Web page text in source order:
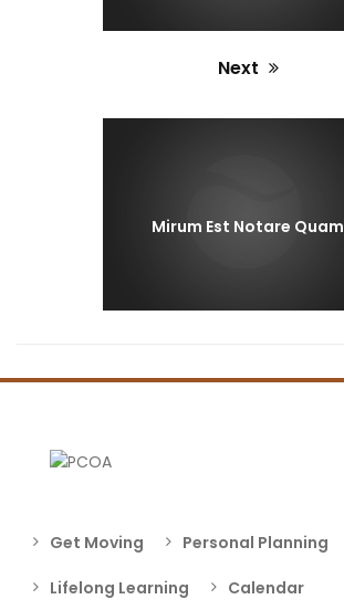
Next
Mirum Est Notare Quam
Get Moving Personal Planning
Lifelong Learning Calendar